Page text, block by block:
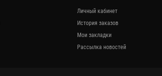
Личный кабинет
История заказов
Мои закладки
Рассылка новостей